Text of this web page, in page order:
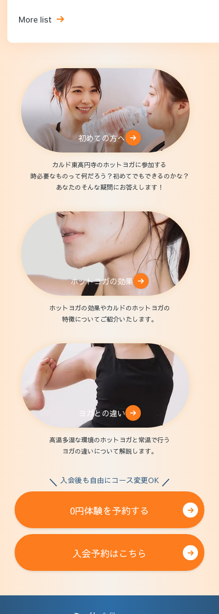
More list
初めての方へ
カルド東高円寺のホットヨガに参加する
時必要なものって何だろう？初めてでもできるのかな？
あなたのそんな疑問にお答えします！
ホットヨガの効果
ホットヨガの効果やカルドのホットヨガの
特徴についてご紹介いたします。
ヨガとの違い
高温多湿な環境のホットヨガと常温で行う
ヨガの違いについて解説します。
入会後も自由にコース変更OK
0円体験を予約する
入会予約はこちら